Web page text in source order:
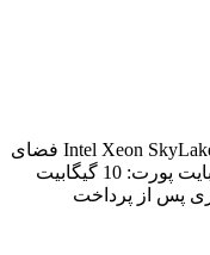
رم: 32 گیگابایت پردازنده: 16 هسته مدل Intel Xeon SkyLake فضای
هارد: 320 گیگابایت NVMe ترافیک: 20 ترابایت پورت: 10 گیگابیت
پس از پرداخت